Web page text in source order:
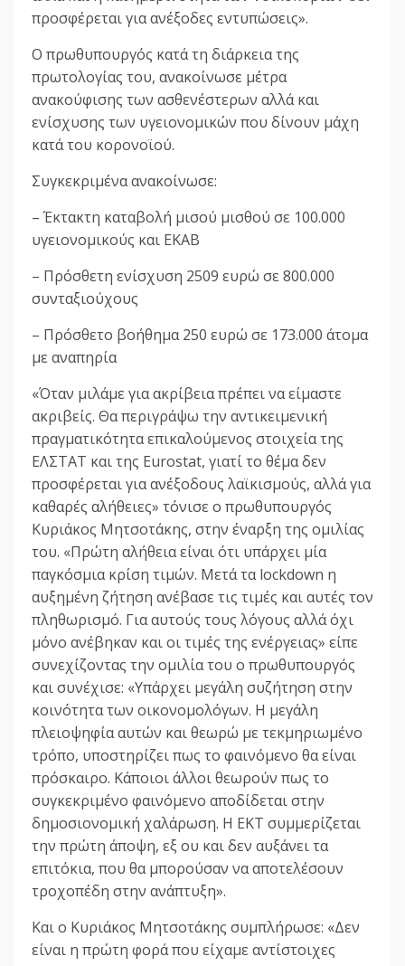
προσφέρεται για ανέξοδες εντυπώσεις».
Ο πρωθυπουργός κατά τη διάρκεια της
πρωτολογίας του, ανακοίνωσε μέτρα
ανακούφισης των ασθενέστερων αλλά και
ενίσχυσης των υγειονομικών που δίνουν μάχη
κατά του κορονοϊού.
Συγκεκριμένα ανακοίνωσε:
– Έκτακτη καταβολή μισού μισθού σε 100.000
υγειονομικούς και ΕΚΑΒ
– Πρόσθετη ενίσχυση 2509 ευρώ σε 800.000
συνταξιούχους
– Πρόσθετο βοήθημα 250 ευρώ σε 173.000 άτομα
με αναπηρία
«Όταν μιλάμε για ακρίβεια πρέπει να είμαστε
ακριβείς. Θα περιγράψω την αντικειμενική
πραγματικότητα επικαλούμενος στοιχεία της
ΕΛΣΤΑΤ και της Eurostat, γιατί το θέμα δεν
προσφέρεται για ανέξοδους λαϊκισμούς, αλλά για
καθαρές αλήθειες» τόνισε ο πρωθυπουργός
Κυριάκος Μητσοτάκης, στην έναρξη της ομιλίας
του. «Πρώτη αλήθεια είναι ότι υπάρχει μία
παγκόσμια κρίση τιμών. Μετά τα lockdown η
αυξημένη ζήτηση ανέβασε τις τιμές και αυτές τον
πληθωρισμό. Για αυτούς τους λόγους αλλά όχι
μόνο ανέβηκαν και οι τιμές της ενέργειας» είπε
συνεχίζοντας την ομιλία του ο πρωθυπουργός
και συνέχισε: «Υπάρχει μεγάλη συζήτηση στην
κοινότητα των οικονομολόγων. Η μεγάλη
πλειοψηφία αυτών και θεωρώ με τεκμηριωμένο
τρόπο, υποστηρίζει πως το φαινόμενο θα είναι
πρόσκαιρο. Κάποιοι άλλοι θεωρούν πως το
συγκεκριμένο φαινόμενο αποδίδεται στην
δημοσιονομική χαλάρωση. Η ΕΚΤ συμμερίζεται
την πρώτη άποψη, εξ ου και δεν αυξάνει τα
επιτόκια, που θα μπορούσαν να αποτελέσουν
τροχοπέδη στην ανάπτυξη».
Και ο Κυριάκος Μητσοτάκης συμπλήρωσε: «Δεν
είναι η πρώτη φορά που είχαμε αντίστοιχες